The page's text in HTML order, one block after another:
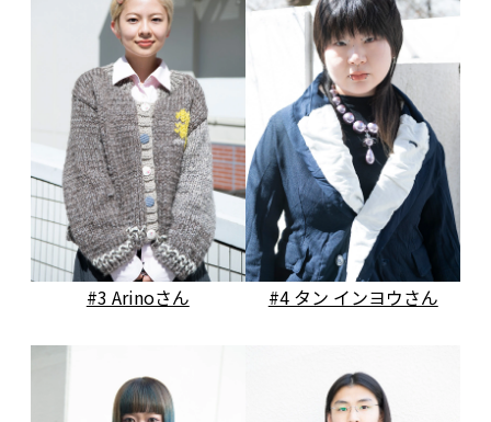
#3 Arinoさん #4 タン インヨウさん